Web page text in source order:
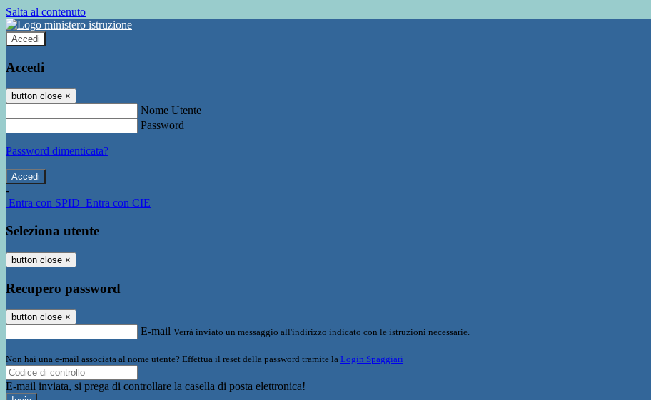
Salta al contenuto
Accedi
Accedi
button close ×
Nome Utente
Password
Password dimenticata?
-
Entra con SPID Entra con CIE
Seleziona utente
button close ×
Recupero password
button close ×
E-mail Verrà inviato un messaggio all'indirizzo indicato con le istruzioni necessarie.
Non hai una e-mail associata al nome utente? Effettua il reset della password tramite la Login Spaggiari
E-mail inviata, si prega di controllare la casella di posta elettronica!